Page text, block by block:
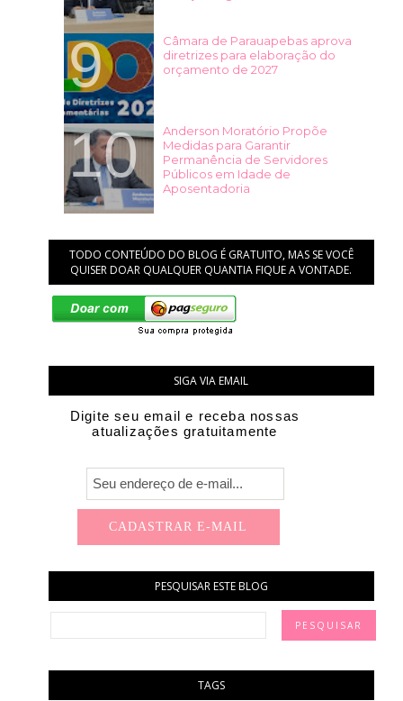
Câmara de Parauapebas aprova
diretrizes para elaboração do
orçamento de 2027
Anderson Moratório Propõe
Medidas para Garantir
Permanência de Servidores
Públicos em Idade de
Aposentadoria
TODO CONTEÚDO DO BLOG É GRATUITO, MAS SE VOCÊ
QUISER DOAR QUALQUER QUANTIA FIQUE A VONTADE.
SIGA VIA EMAIL
Digite seu email e receba nossas
atualizações gratuitamente
PESQUISAR ESTE BLOG
TAGS